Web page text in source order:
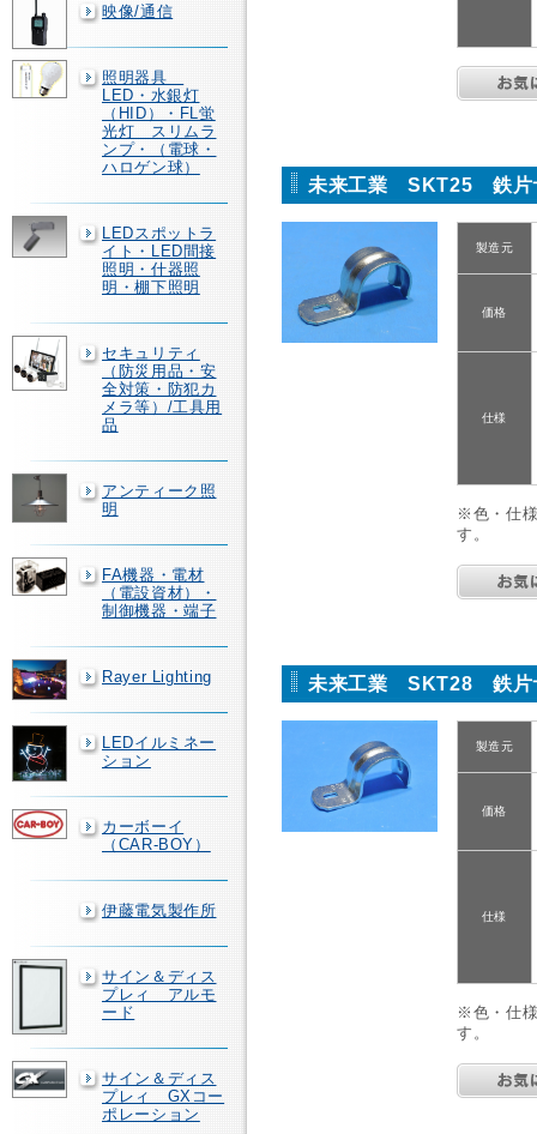
映像/通信
照明器具
LED・水銀灯
（HID）・FL蛍
光灯 スリムラ
ンプ・（電球・
ハロゲン球）
LEDスポットラ
イト・LED間接
照明・什器照
明・棚下照明
セキュリティ
（防災用品・安
全対策・防犯カ
メラ等）/工具用
品
アンティーク照
明
FA機器・電材
（電設資材）・
制御機器・端子
Rayer Lighting
LEDイルミネー
ション
カーボーイ
（CAR-BOY）
伊藤電気製作所
サイン＆ディス
プレィ アルモ
ード
サイン＆ディス
プレィ GXコー
ポレーション
未来工業 SKT25 鉄片
製造元
価格
仕様
※色・仕
す。
未来工業 SKT28 鉄片
製造元
価格
仕様
※色・仕
す。